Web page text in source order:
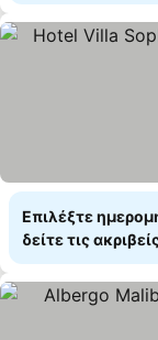
Επιλέξτε
δείτε τις